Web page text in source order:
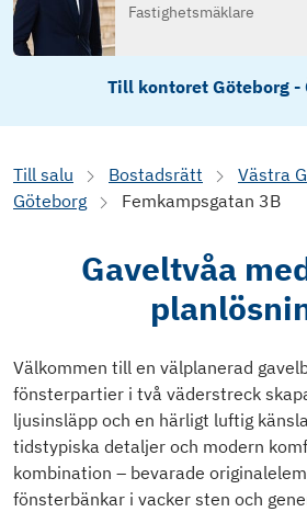
Fastighetsmäklare
Till kontoret Göteborg -
Till salu Bostadsrätt
Västra
Göteborg
Femkampsgatan 3B
Gaveltvåa
Välkommen till en välplanerad
fönsterpartier i två väderstreck
ljusinsläpp och en härligt luftig
tidstypiska detaljer och modern
kombination – bevarade
fönsterbänkar i vacker sten och